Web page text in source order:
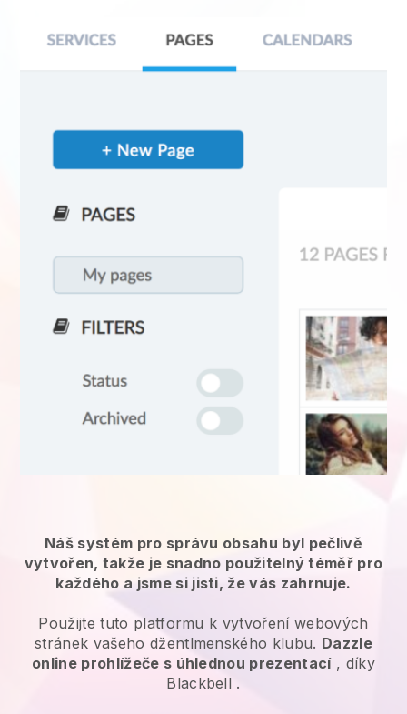
Náš systém pro správu obsahu byl pečlivě
vytvořen, takže je snadno použitelný téměř pro
každého a jsme si jisti, že vás zahrnuje.
Použijte tuto platformu k vytvoření webových
stránek vašeho džentlmenského klubu. Dazzle
online prohlížeče s úhlednou prezentací, díky
Blackbell .